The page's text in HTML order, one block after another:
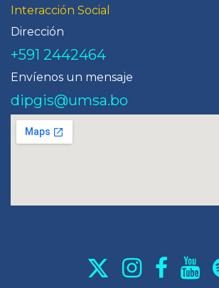
Interacción Social
Dirección
+591 2442464
Envíenos un mensaje
dipgis@umsa.bo